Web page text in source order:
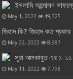
ইসলামি আন্দোলন
May 1, 2022 49,325
জিহাদ কি? জিহাদ কত প্রকার
May 22, 2022 8,987
সুরা আনকাবুত এর ১-১১
May 11, 2022 7,798